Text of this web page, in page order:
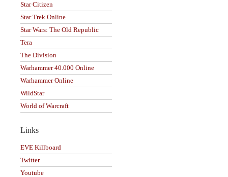
Star Citizen
Star Trek Online
Star Wars: The Old Republic
Tera
The Division
Warhammer 40.000 Online
Warhammer Online
WildStar
World of Warcraft
Links
EVE Killboard
Twitter
Youtube